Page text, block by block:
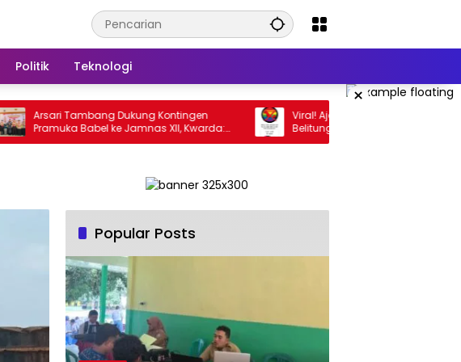
Politik Teknologi
×
Arsari Tambang Dukung Kontingen
Pramuka Babel ke Jamnas XII, Kwarda:
Sinergi Cetak Generasi Berkarakter
Viral! Ajakan Tolak LGBT di Bangka
Belitung Menggema di Media Sosial
Popular Posts